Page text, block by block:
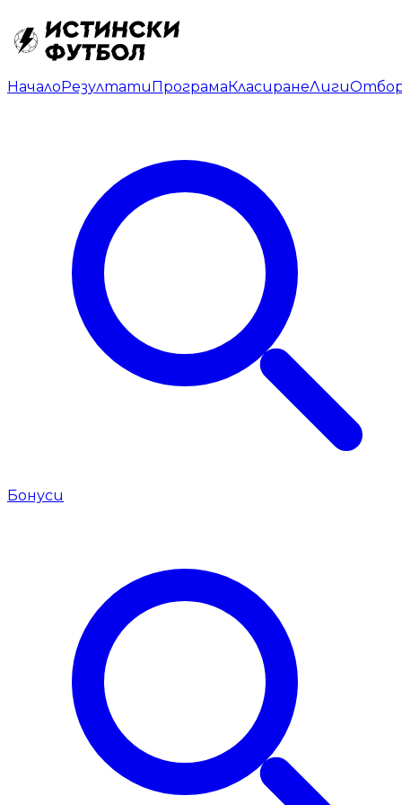
НачалоРезултатиПрограмаКласиранеЛиги
Бонуси